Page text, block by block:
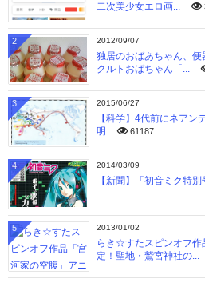
二次美少女エロ画...
2012/09/07
独居のおばあちゃん、
クルトおばちゃん「...
2
2015/06/27
【科学】4代前にネアン
明
61187
3
2014/03/09
【新聞】「初音ミク特
4
2013/01/02
らき☆すたスピンオフ作
定！聖地・鷲宮神社の...
5